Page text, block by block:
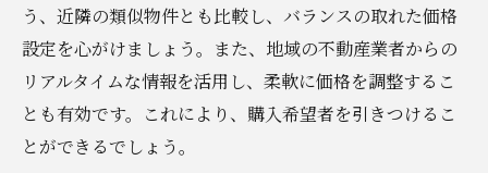
う、近隣の類似物件とも比較し、バランスの取れた価格
設定を心がけましょう。また、地域の不動産業者からの
リアルタイムな情報を活用し、柔軟に価格を調整するこ
とも有効です。これにより、購入希望者を引きつけるこ
とができるでしょう。